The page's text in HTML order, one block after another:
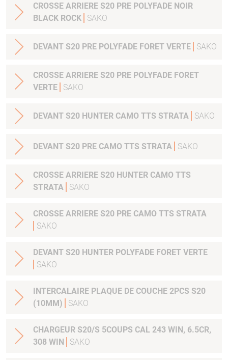
CROSSE ARRIERE S20 PRE POLYFADE NOIR
BLACK ROCK
SAKO
DEVANT S20 PRE POLYFADE FORET VERTE SAKO
CROSSE ARRIERE S20 PRE POLYFADE FORET
VERTE
SAKO
DEVANT S20 HUNTER CAMO TTS STRATA SAKO
DEVANT S20 PRE CAMO TTS STRATA SAKO
CROSSE ARRIERE S20 HUNTER CAMO TTS
STRATA
SAKO
CROSSE ARRIERE S20 PRE CAMO TTS STRATA
SAKO
DEVANT S20 HUNTER POLYFADE FORET VERTE
SAKO
INTERCALAIRE PLAQUE DE COUCHE 2PCS S20
(10MM)
SAKO
CHARGEUR S20/S 5COUPS CAL 243 WIN, 6.5CR,
308 WIN
SAKO